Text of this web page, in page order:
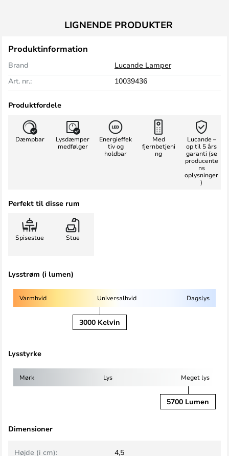
LIGNENDE PRODUKTER
Produktinformation
Brand
Lucande Lamper
Art. nr.:
10039436
Produktfordele
Dæmpbar
Lysdæmper
medfølger
Energieffek
tiv og
holdbar
Med
fjernbetjeni
ng
Lucande –
op til 5 års
garanti (se
producente
ns
oplysninger
)
Perfekt til disse rum
Spisestue Stue
Lysstrøm (i lumen)
Varmhvid Universalhvid Dagslys
3000 Kelvin
Lysstyrke
Mørk Lys Meget lys
5700 Lumen
Dimensioner
Højde (i cm): 4,5